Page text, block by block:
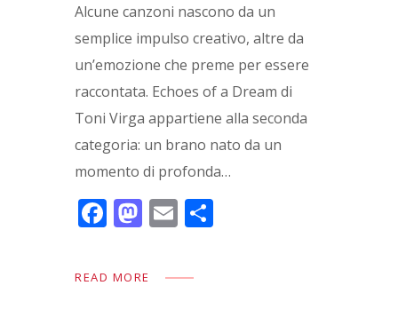
Alcune canzoni nascono da un
semplice impulso creativo, altre da
un’emozione che preme per essere
raccontata. Echoes of a Dream di
Toni Virga appartiene alla seconda
categoria: un brano nato da un
momento di profonda…
F
e
M
to
E
ai
READ MORE